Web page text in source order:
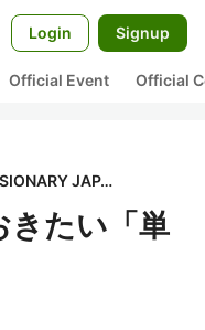
Login Signup
Official Event Official
株式会社VISIONARY JAPAN
きたい「単